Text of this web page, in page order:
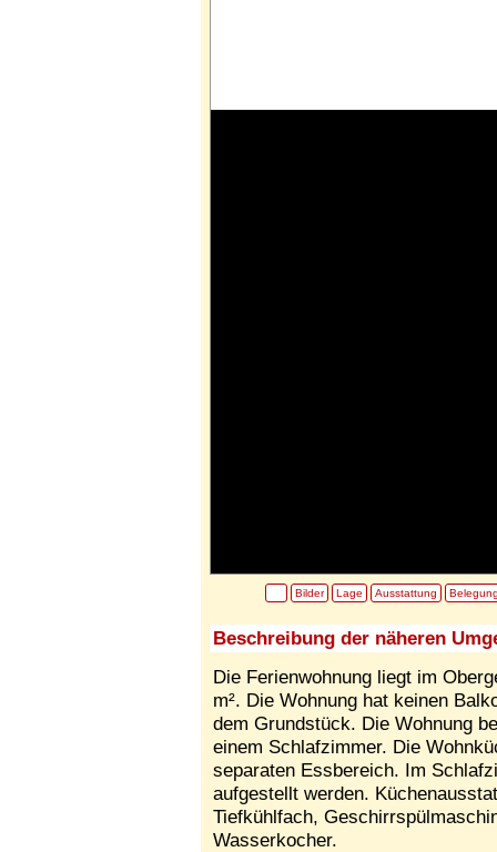
Bilder Lage Ausstattung
Beschreibung der näheren
Die Ferienwohnung liegt im
m². Die Wohnung hat keinen
dem Grundstück. Die Wohnung
einem Schlafzimmer. Die
separaten Essbereich. Im
aufgestellt werden.
Tiefkühlfach,
Wasserkocher.